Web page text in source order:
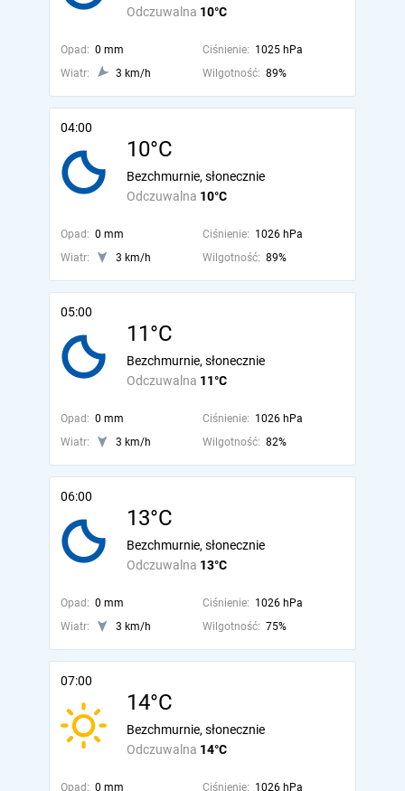
Odczuwalna 10°C
Opad: 0 mm Ciśnienie: 1025 hPa
Wiatr:
3 km/h Wilgotność: 89%
04:00
10°C
Odczuwalna 10°C
Bezchmurnie, słonecznie
Opad: 0 mm Ciśnienie: 1026 hPa
Wiatr:
3 km/h Wilgotność: 89%
05:00
11°C
Odczuwalna 11°C
Bezchmurnie, słonecznie
Opad: 0 mm Ciśnienie: 1026 hPa
Wiatr:
3 km/h Wilgotność: 82%
06:00
13°C
Odczuwalna 13°C
Bezchmurnie, słonecznie
Opad: 0 mm Ciśnienie: 1026 hPa
Wiatr:
3 km/h Wilgotność: 75%
07:00
14°C
Odczuwalna 14°C
Bezchmurnie, słonecznie
Opad: 0 mm Ciśnienie: 1026 hPa